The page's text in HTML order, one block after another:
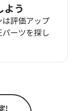
よう
評価アップ
ーツを探し
!